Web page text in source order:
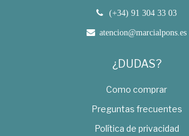
(+34) 91 304 33 03
atencion@marcialpons.es
¿DUDAS?
Como comprar
Preguntas frecuentes
Política de privacidad